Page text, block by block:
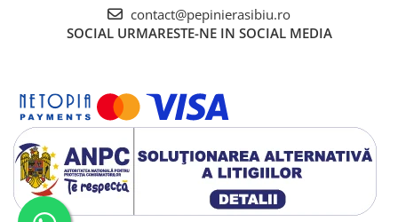
contact@pepinierasibiu.ro
SOCIAL URMARESTE-NE IN SOCIAL MEDIA